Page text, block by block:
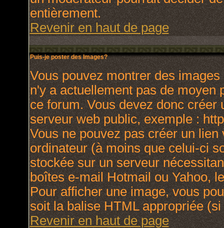
entièrement.
Revenir en haut de page
Puis-je poster des Images?
Vous pouvez montrer des
n'y a actuellement pas de moyen
ce forum. Vous devez donc
serveur web public, exemple :
Vous ne pouvez pas créer un
ordinateur (à moins que celui-ci
stockée sur un serveur
boîtes e-mail Hotmail ou Yahoo,
Pour afficher une image, vous
soit la balise HTML appropriée
Revenir en haut de page